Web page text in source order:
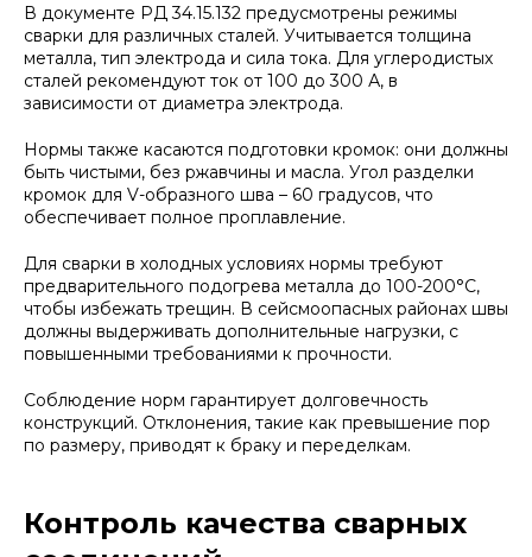
В документе РД 34.15.132 предусмотрены режимы
сварки для различных сталей. Учитывается толщина
металла, тип электрода и сила тока. Для углеродистых
сталей рекомендуют ток от 100 до 300 А, в
зависимости от диаметра электрода.
Нормы также касаются подготовки кромок: они должны
быть чистыми, без ржавчины и масла. Угол разделки
кромок для V-образного шва – 60 градусов, что
обеспечивает полное проплавление.
Для сварки в холодных условиях нормы требуют
предварительного подогрева металла до 100-200°C,
чтобы избежать трещин. В сейсмоопасных районах швы
должны выдерживать дополнительные нагрузки, с
повышенными требованиями к прочности.
Соблюдение норм гарантирует долговечность
конструкций. Отклонения, такие как превышение пор
по размеру, приводят к браку и переделкам.
Контроль качества сварных